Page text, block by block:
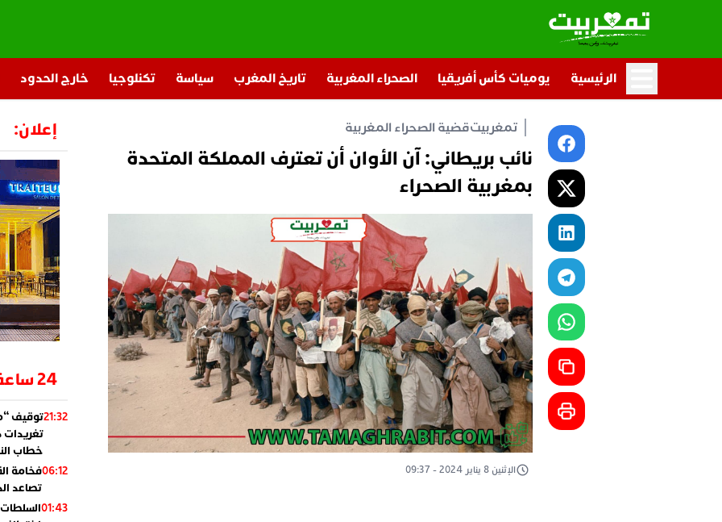
الرئيسية يوميات كأس أفريقيا الصحراء المغربية تاريخ المغرب سياسة تكنلوجيا خارج الحدود
تمغربيتقضية الصحراء المغربية
نائب بريطاني: آن الأوان أن تعترف المملكة المتحدة
بمغربية الصحراء
الإثنين 8 يناير 2024 - 09:37
إعلان:
24 ساعة
21:32توقيف
خطاب
06:12فخامة
تصاعد
01:43